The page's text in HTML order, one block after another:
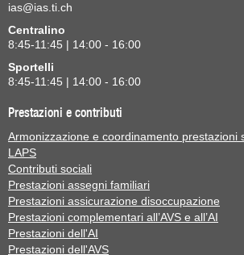
ias@ias.ti.ch
Centralino
8:45-11:45 | 14:00 - 16:00
Sportelli
8:45-11:45 | 14:00 - 16:00
Prestazioni e contributi
Armonizzazione e coordinamento prestazioni
LAPS
Contributi sociali
Prestazioni assegni familiari
Prestazioni assicurazione disoccupazione
Prestazioni complementari all’AVS e all’AI
Prestazioni dell'AI
Prestazioni dell'AVS